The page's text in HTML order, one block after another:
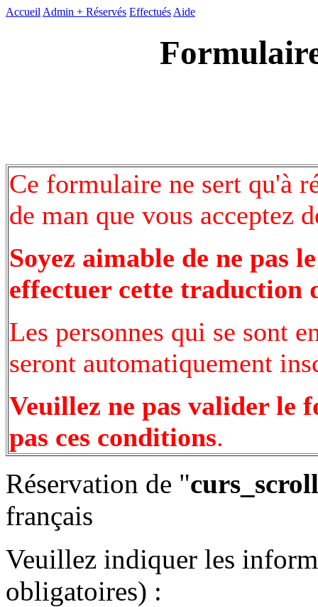
Accueil Admin + Réservés Effectués Aide
Ce formulaire ne sert qu'à
de man que vous acceptez
Soyez aimable de ne pas
effectuer cette traduction
Les personnes qui se sont
seront automatiquement
Veuillez ne pas valider le
pas ces conditions.
Réservation de "
français
Veuillez indiquer les
obligatoires) :